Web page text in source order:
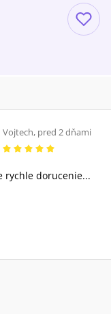
Vojtech, pred 2 dňami
rychle dorucenie...